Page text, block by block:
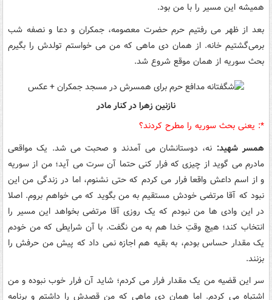
همیشه این مسیر را با من بود.
بعد از ظهر می رفتیم حرم حضرت معصومه، جمکران و دعا و نصفه شب
برمی‌گشتیم خانه. از همان دی ماهی که من می خواستم تولدش را بگیرم
بحث سوریه از همان موقع شروع شد.
نازنین زهرا در کنار مادر
*:‌ یعنی بحث سوریه را مطرح کردند؟
همسر شهید: نه، دوستانشان می آمدند و صحبت می شد. یک مواقعی
مادرم می گوید از چیزی که فرار کنی حتما آن سرت می آید؛ من از سوریه
و از اسم داعش واقعا فرار می کردم که حتی نشنوم، اما در زندگی من این
نبود که آقا مرتضی خودش مستقیم به من بگوید که می خواهم بروم. اصلا
در این وادی ها من نبودم که یک روزی آقا مرتضی بخواهد این مسیر را
انتخاب کند؛ هیچ وقتِ خدا هم به من نگفت. با آن شرایطی که من خودم
یک مقدار حساس بودم، به بقیه هم اجازه نمی داد که پیش من حرفش را
بزنند.
سر این قضیه من یک مقدار فرار می کردم؛ شاید آن فرار خوب نبوده و من
اشتباه می کردم. اما همان دی ماهی که من قصدش را داشتم و برنامه